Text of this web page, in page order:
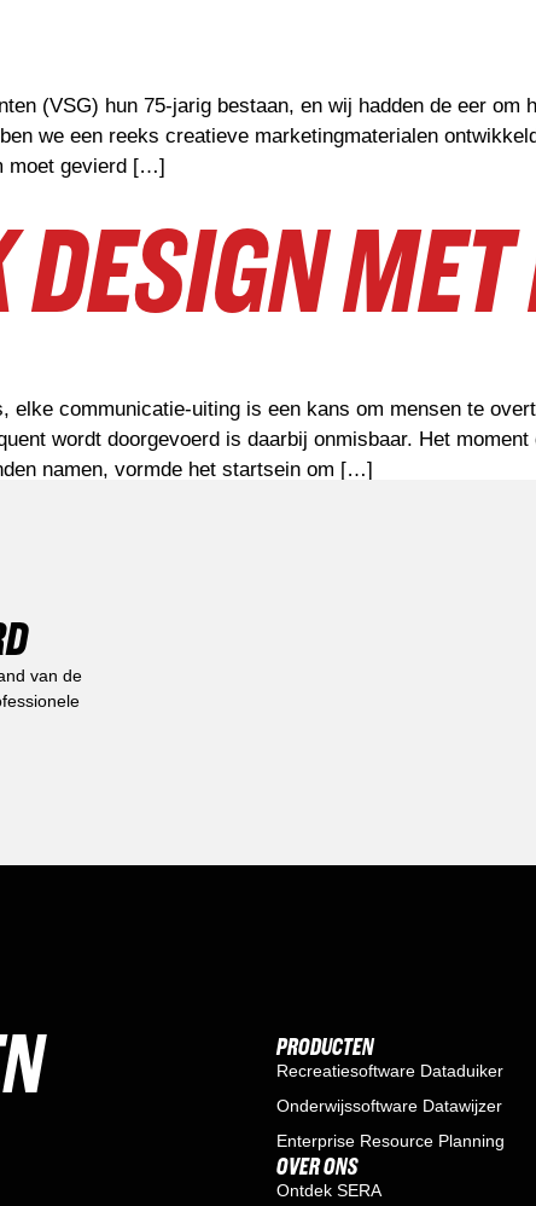
(VSG) hun 75-jarig bestaan, en wij hadden de eer
we een reeks creatieve marketingmaterialen
moet gevierd […]
elke communicatie-uiting is een kans om mensen te
wordt doorgevoerd is daarbij onmisbaar. Het
namen, vormde het startsein om […]
van de
PRODUCTEN
Recreatiesoftware Dataduiker
Onderwijssoftware Datawijzer
Enterprise Resource Planning
OVER ONS
Ontdek SERA